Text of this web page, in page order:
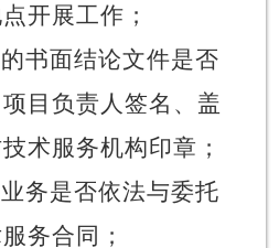
开展工作；
的书面结论文件是否
目负责人签名、盖
术服务机构印章；
业务是否依法与委托
务合同；